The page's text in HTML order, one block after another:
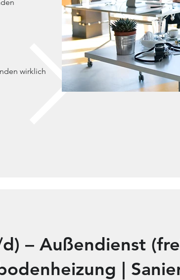
wirklich
– Außendienst
|